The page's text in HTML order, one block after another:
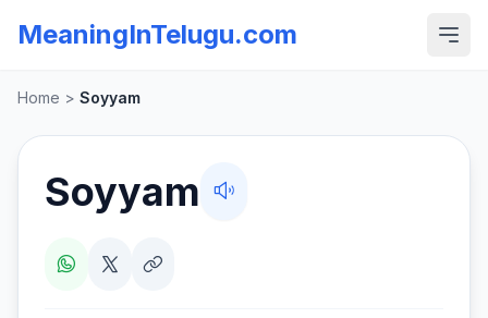
MeaningInTelugu.com
Home > Soyyam
Soyyam